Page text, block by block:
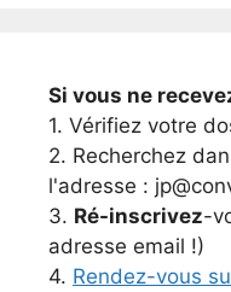
Si vous ne
1. Vérifiez votre
2. Recherchez
l'adresse :
3. Ré-inscrivez-
adresse email !)
4. Rendez-vous